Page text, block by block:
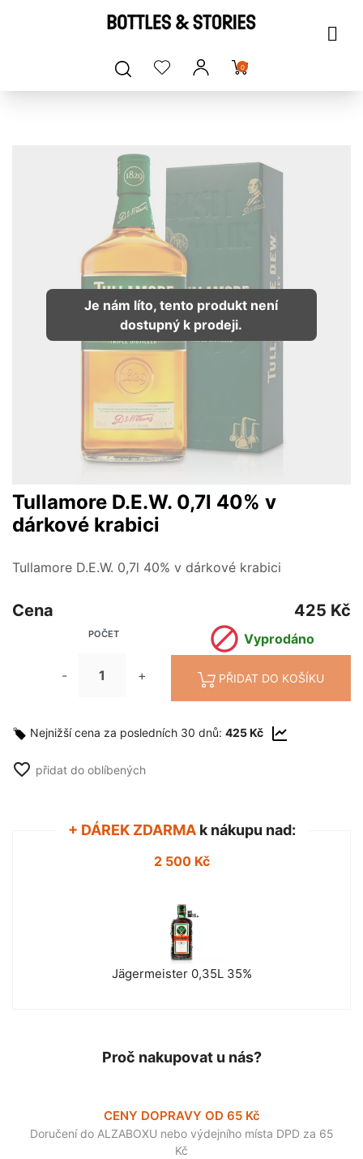
0
Je nám líto, tento produkt není
dostupný k prodeji.
Tullamore D.E.W. 0,7l 40% v
dárkové krabici
Tullamore D.E.W. 0,7l 40% v dárkové krabici
Cena 425 Kč
POČET
- +
 Vyprodáno
PŘIDAT DO KOŠÍKU
Nejnižší cena za posledních 30 dnů: 425 Kč
favorite_border přidat do oblíbených
+ DÁREK ZDARMAk nákupu nad:
2 500 Kč
Jägermeister 0,35L 35%
Proč nakupovat u nás?
CENY DOPRAVY OD 65 Kč
Doručení do ALZABOXU nebo výdejního místa DPD za 65
Kč